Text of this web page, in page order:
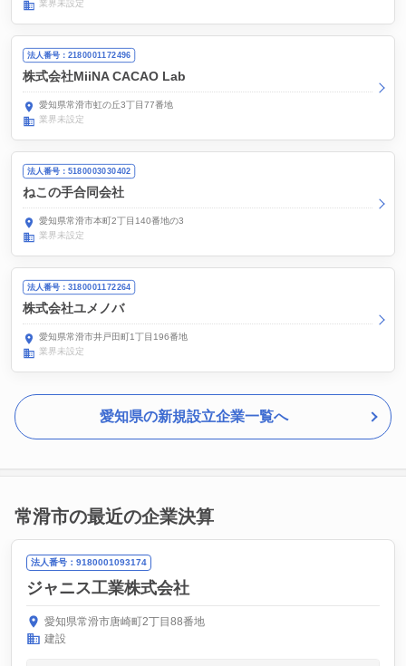
業界未設定
法人番号：2180001172496
株式会社MiiNA CACAO Lab
愛知県常滑市虹の丘3丁目77番地
業界未設定
法人番号：5180003030402
ねこの手合同会社
愛知県常滑市本町2丁目140番地の3
業界未設定
法人番号：3180001172264
株式会社ユメノバ
愛知県常滑市井戸田町1丁目196番地
業界未設定
愛知県の新規設立企業一覧へ
常滑市の最近の企業決算
法人番号：9180001093174
ジャニス工業株式会社
愛知県常滑市唐崎町2丁目88番地
建設